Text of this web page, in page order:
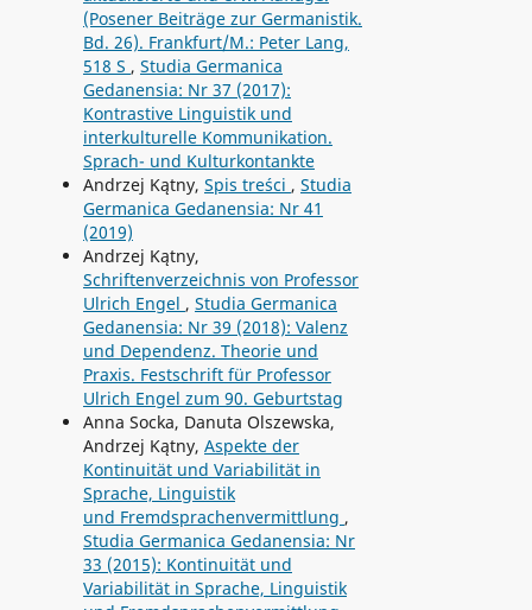
(Posener Beiträge zur Germanistik.
Bd. 26). Frankfurt/M.: Peter Lang,
518 S , Studia Germanica
Gedanensia: Nr 37 (2017):
Kontrastive Linguistik und
interkulturelle Kommunikation.
Sprach- und Kulturkontankte
Andrzej Kątny, Spis treści , Studia
Germanica Gedanensia: Nr 41
(2019)
Andrzej Kątny,
Schriftenverzeichnis von Professor
Ulrich Engel , Studia Germanica
Gedanensia: Nr 39 (2018): Valenz
und Dependenz. Theorie und
Praxis. Festschrift für Professor
Ulrich Engel zum 90. Geburtstag
Anna Socka, Danuta Olszewska,
Andrzej Kątny, Aspekte der
Kontinuität und Variabilität in
Sprache, Linguistik
und Fremdsprachenvermittlung ,
Studia Germanica Gedanensia: Nr
33 (2015): Kontinuität und
Variabilität in Sprache, Linguistik